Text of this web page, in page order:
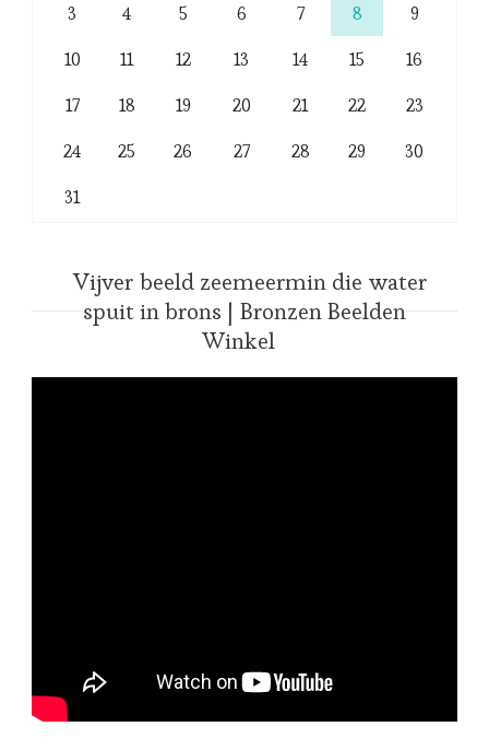
3
4 5 6 7 8
9
10
11 12 13 14 15
16
17
18 19 20 21 22
23
24
25 26 27 28 29
30
31
Vijver beeld zeemeermin die water
spuit in brons | Bronzen Beelden
Winkel